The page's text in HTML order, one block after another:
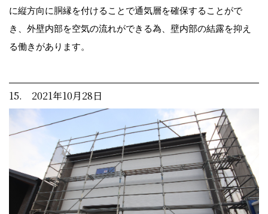
に縦方向に胴縁を付けることで通気層を確保することがで
き、外壁内部を空気の流れができる為、壁内部の結露を抑え
る働きがあります。
15. 2021年10月28日